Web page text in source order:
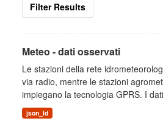
Filter Results
Meteo - dati osservati
Le stazioni della rete
via radio, mentre le stazioni
impiegano la tecnologia GPRS. I
json_ld